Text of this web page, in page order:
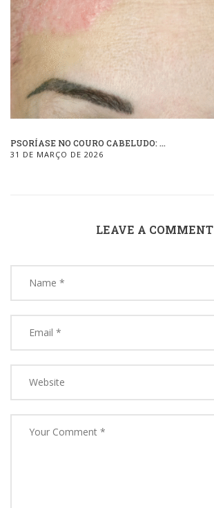
PSORÍASE NO COURO CABELUDO: ...
31 DE MARÇO DE 2026
LEAVE A COMMENT